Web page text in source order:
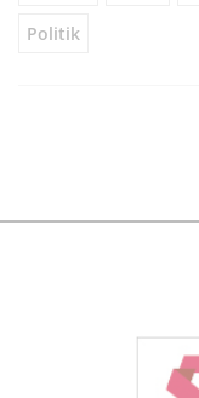
Politik